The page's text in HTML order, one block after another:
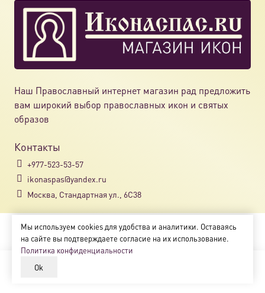
Наш Православный интернет магазин рад предложить
вам широкий выбор православных икон и святых
образов
Контакты
+977-523-53-57
ikonaspas@yandex.ru
Москва, Стандартная ул., 6С38
Copyright © 2018-2025
Магазин православных икон «ikonaspas.ru»
Мы используем cookies для удобства и аналитики. Оставаясь
на сайте вы подтверждаете согласие на их использование.
Политика конфиденциальности
Ok